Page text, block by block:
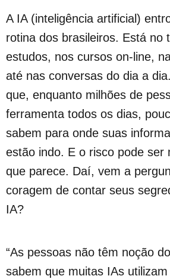
A IA (inteligência artificial)
rotina dos brasileiros. Está no
estudos, nos cursos on-line,
até nas conversas do dia a
que, enquanto milhões de
ferramenta todos os dias,
sabem para onde suas
estão indo. E o risco pode ser
que parece. Daí, vem a
coragem de contar seus
IA?
“As pessoas não têm noção
sabem que muitas IAs